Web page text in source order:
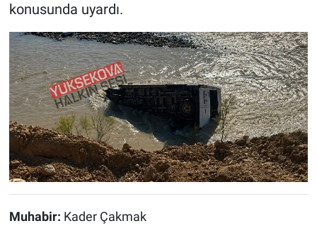
konusunda uyardı.
Muhabir: Kader Çakmak